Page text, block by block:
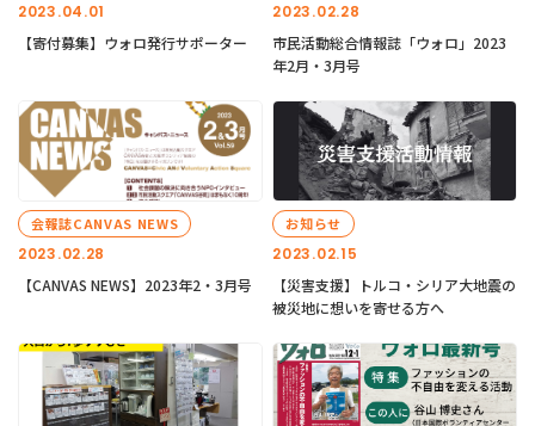
2023.04.01
【寄付募集】ウォロ発行サポーター
2023.02.28
市民活動総合情報誌「ウォロ」2023
年2月・3月号
2023.02.28
会報誌CANVAS NEWS
【CANVAS NEWS】2023年2・3月号
2023.02.15
お知らせ
【災害支援】トルコ・シリア大地震の
被災地に想いを寄せる方へ